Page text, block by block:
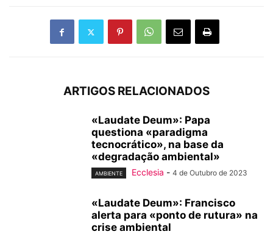
ARTIGOS RELACIONADOS
«Laudate Deum»: Papa
questiona «paradigma
tecnocrático», na base da
«degradação ambiental»
AMBIENTE Ecclesia - 4 de Outubro de 2023
«Laudate Deum»: Francisco
alerta para «ponto de rutura» na
crise ambiental